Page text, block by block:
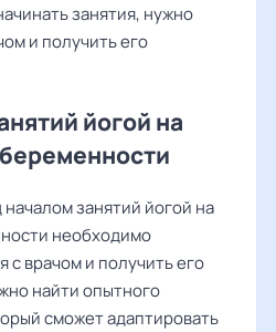
занятия, нужно
и получить его
йогой на
занятий йогой на
необходимо
с врачом и получить его
найти опытного
сможет адаптировать